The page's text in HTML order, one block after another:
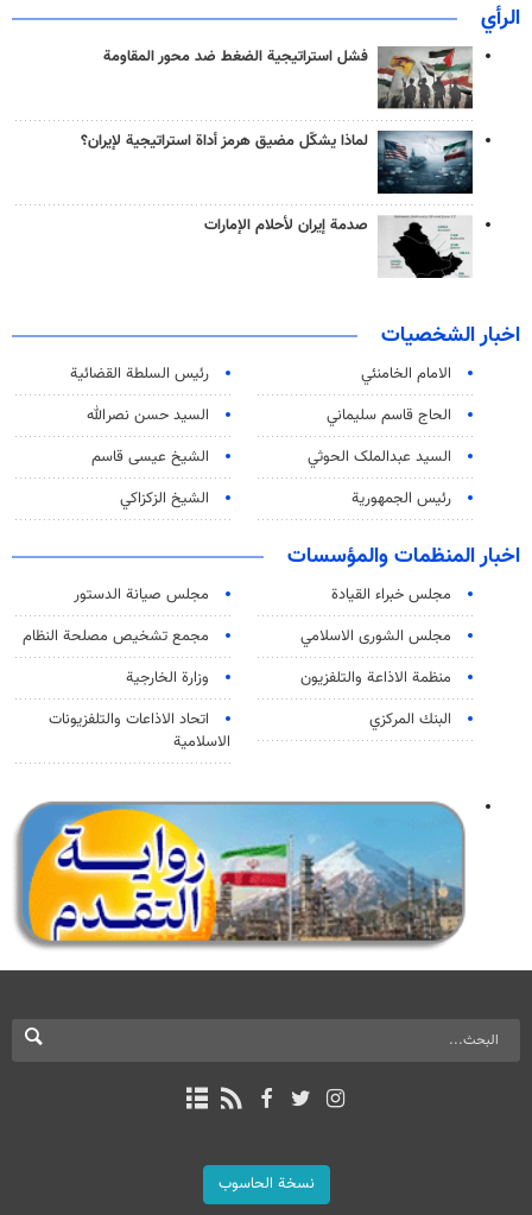
الرأي
فشل استراتيجية الضغط ضد محور المقاومة
لماذا يشكّل مضيق هرمز أداة استراتيجية لإيران؟
صدمة إيران لأحلام الإمارات
اخبار الشخصيات
الامام الخامنئي
رئیس السلطة القضائیة
الحاج قاسم سليماني
السيد حسن نصرالله
السید عبدالملک الحوثي
الشيخ عيسى قاسم
رئيس الجمهورية
الشيخ الزكزاكي
اخبار المنظمات والمؤسسات
مجلس خبراء القيادة
مجلس صيانة الدستور
مجلس الشورى الاسلامي
مجمع تشخيص مصلحة النظام
منظمة الاذاعة والتلفزیون
وزارة الخارجية
البنك المركزي
اتحاد الاذاعات والتلفزيونات
الاسلامية
نسخة الحاسوب